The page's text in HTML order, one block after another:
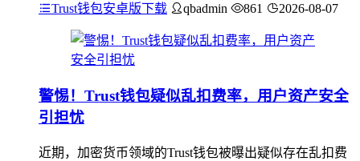
Trust钱包安卓版下载 qbadmin 861 2026-08-07
警惕！Trust钱包疑似乱扣费率，用户资产安全
引担忧
近期，加密货币领域的Trust钱包被曝出疑似存在乱扣费